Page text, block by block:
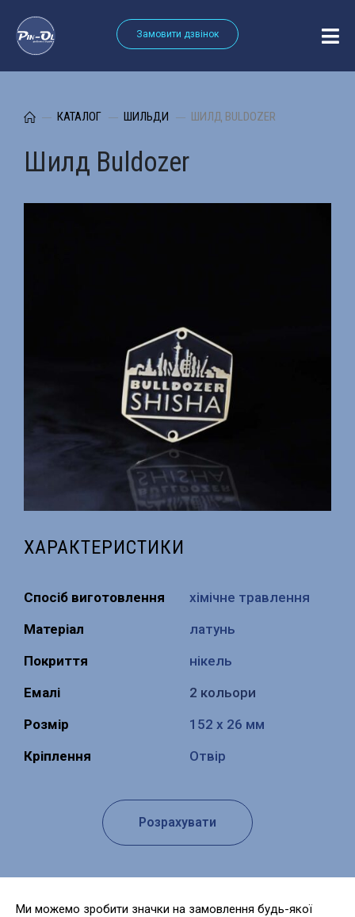
Замовити дзвінок
КАТАЛОГ ШИЛЬДИ ШИЛД BULDOZER
Шилд Buldozer
ХАРАКТЕРИСТИКИ
Спосіб виготовлення
хімічне травлення
Матеріал
латунь
Покриття
нікель
Емалі
2 кольори
Розмір
152 х 26 мм
Кріплення
Отвір
Розрахувати
Ми можемо зробити значки на замовлення будь-якої